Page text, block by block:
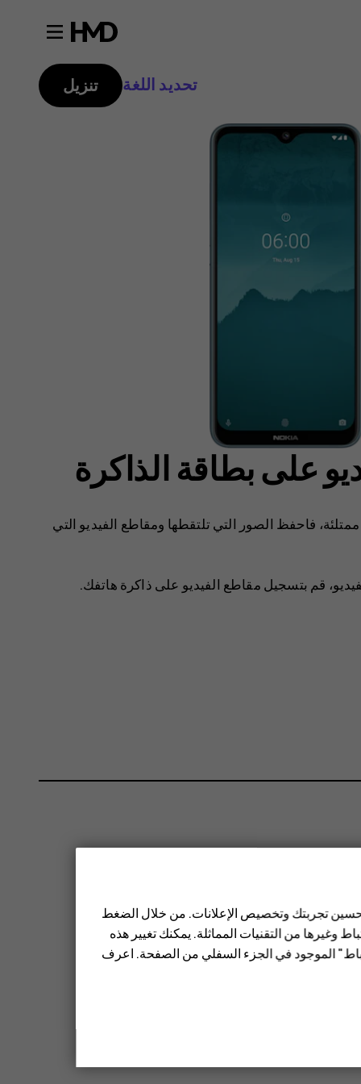
تحديد اللغة تنزيل
على بطاقة الذاكرة
فاحفظ الصور التي تلتقطها ومقاطع الفيديو التي
قم بتسجيل مقاطع الفيديو على ذاكرة هاتفك.
تحسين تجربتك وتخصيص الإعلانات. من خلال الضغط
وغيرها من التقنيات المماثلة. يمكنك تغيير هذه
الموجود في الجزء السفلي من الصفحة. اعرف